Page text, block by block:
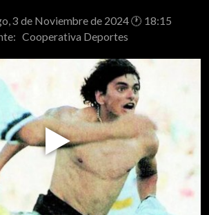
3 de Noviembre de 2024 🕐 18:15
Cooperativa Deportes
Play
Video